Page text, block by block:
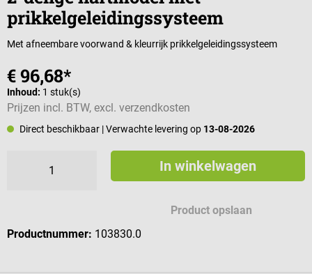
prikkelgeleidingssysteem
Met afneembare voorwand & kleurrijk prikkelgeleidingssysteem
€ 96,68*
Inhoud: 1 stuk(s)
Prijzen incl. BTW, excl. verzendkosten
Direct beschikbaar | Verwachte levering op 13-08-2026
In winkelwagen
Product opslaan
Productnummer: 103830.0